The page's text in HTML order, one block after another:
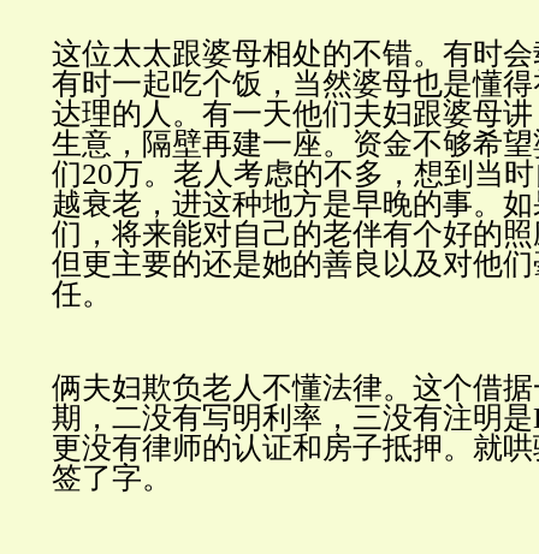
这位太太跟婆母相处的不错。有时
有时一起吃个饭，当然婆母也是懂
达理的人。有一天他们夫妇跟婆母
生意，隔壁再建一座。资金不够希
们20万。老人考虑的不多，想到当
越衰老，进这种地方是早晚的事。
们，将来能对自己的老伴有个好的
但更主要的还是她的善良以及对他
任。
俩夫妇欺负老人不懂法律。这个借
期，二没有写明利率，三没有注明是
更没有律师的认证和房子抵押。就
签了字。